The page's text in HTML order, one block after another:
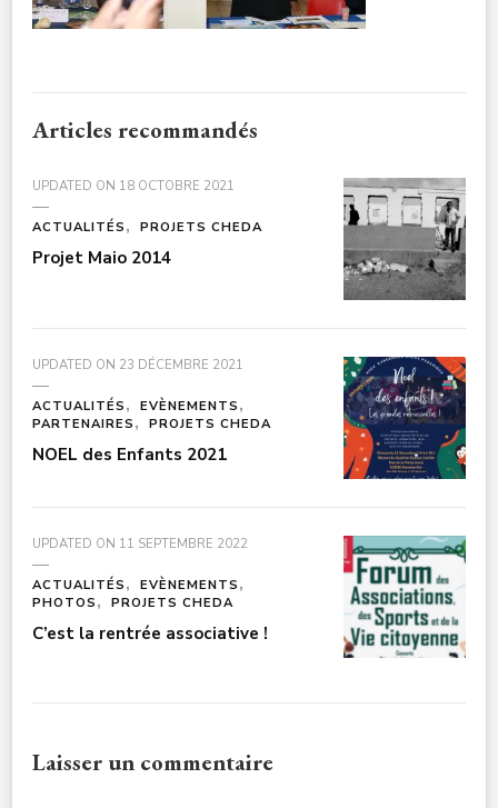
Articles recommandés
UPDATED ON 18 OCTOBRE 2021
ACTUALITÉS PROJETS CHEDA
Projet Maio 2014
UPDATED ON 23 DÉCEMBRE 2021
ACTUALITÉS
EVÈNEMENTS
PARTENAIRES
PROJETS CHEDA
NOEL des Enfants 2021
UPDATED ON 11 SEPTEMBRE 2022
ACTUALITÉS
EVÈNEMENTS
PHOTOS
PROJETS CHEDA
C’est la rentrée associative !
Laisser un commentaire